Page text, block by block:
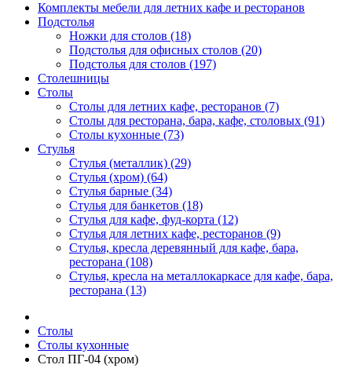
Комплекты мебели для летних кафе и ресторанов
Подстолья
Ножки для столов (18)
Подстолья для офисных столов (20)
Подстолья для столов (197)
Столешницы
Столы
Столы для летних кафе, ресторанов (7)
Столы для ресторана, бара, кафе, столовых (91)
Столы кухонные (73)
Стулья
Стулья (металлик) (29)
Стулья (хром) (64)
Стулья барные (34)
Стулья для банкетов (18)
Стулья для кафе, фуд-корта (12)
Стулья для летних кафе, ресторанов (9)
Стулья, кресла деревянный для кафе, бара,
ресторана (108)
Стулья, кресла на металлокаркасе для кафе, бара,
ресторана (13)
Столы
Столы кухонные
Стол ПГ-04 (хром)